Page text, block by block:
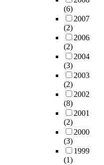
(6)
2007
(2)
2006
(2)
2004
(3)
2003
(2)
2002
(8)
2001
(2)
2000
(3)
1999
(1)